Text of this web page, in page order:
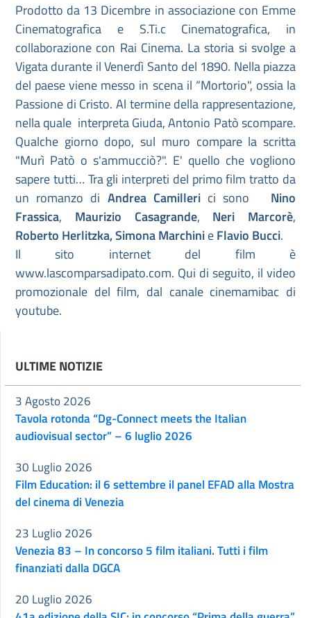
Prodotto da 13 Dicembre in associazione con Emme
Cinematografica e S.Ti.c Cinematografica, in
collaborazione con Rai Cinema. La storia si svolge a
Vigata durante il Venerdì Santo del 1890. Nella piazza
del paese viene messo in scena il “Mortorio", ossia la
Passione di Cristo. Al termine della rappresentazione,
nella quale interpreta Giuda, Antonio Patò scompare.
Qualche giorno dopo, sul muro compare la scritta
"Murì Patò o s'ammucciò?". E' quello che vogliono
sapere tutti… Tra gli interpreti del primo film tratto da
un romanzo di Andrea Camilleri ci sono Nino
Frassica, Maurizio Casagrande, Neri Marcorè,
Roberto Herlitzka, Simona MarchinieFlavio Bucci.
Il sito internet del film è
www.lascomparsadipato.com. Qui di seguito, il video
promozionale del film, dal canale cinemamibac di
youtube.
ULTIME NOTIZIE
Tavola rotonda “Dg-Connect meets the Italian
audiovisual sector” – 6 luglio 2026
3 Agosto 2026
Film Education: il 6 settembre il panel EFAD alla Mostra
del cinema di Venezia
30 Luglio 2026
Venezia 83 – In concorso 5 film italiani. Tutti i film
finanziati dalla DGCA
23 Luglio 2026
20 Luglio 2026